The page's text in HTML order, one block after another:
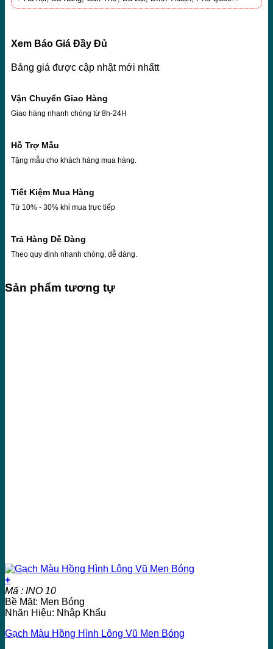
Xem Báo Giá Đầy Đủ
Bảng giá được cập nhật mới nhấtt
Vận Chuyển Giao Hàng
Giao hàng nhanh chóng từ 8h-24H
Hỗ Trợ Mẫu
Tặng mẫu cho khách hàng mua hàng.
Tiết Kiệm Mua Hàng
Từ 10% - 30% khi mua trực tiếp
Trả Hàng Dễ Dàng
Theo quy định nhanh chóng, dễ dàng.
Sản phẩm tương tự
+
Mã : INO 10
Bề Mặt: Men Bóng
Nhãn Hiệu: Nhập Khẩu
Gạch Màu Hồng Hình Lông Vũ Men Bóng